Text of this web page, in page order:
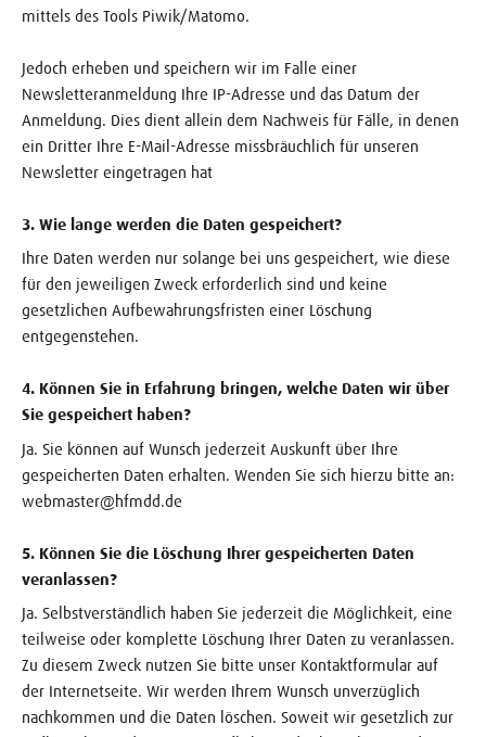
mittels des Tools Piwik/Matomo.
Jedoch erheben und speichern wir im Falle einer
Newsletteranmeldung Ihre IP-Adresse und das Datum der
Anmeldung. Dies dient allein dem Nachweis für Fälle, in denen
ein Dritter Ihre E-Mail-Adresse missbräuchlich für unseren
Newsletter eingetragen hat
3. Wie lange werden die Daten gespeichert?
Ihre Daten werden nur solange bei uns gespeichert, wie diese
für den jeweiligen Zweck erforderlich sind und keine
gesetzlichen Aufbewahrungsfristen einer Löschung
entgegenstehen.
4. Können Sie in Erfahrung bringen, welche Daten wir über
Sie gespeichert haben?
Ja. Sie können auf Wunsch jederzeit Auskunft über Ihre
gespeicherten Daten erhalten. Wenden Sie sich hierzu bitte an:
webmaster@hfmdd.de
5. Können Sie die Löschung Ihrer gespeicherten Daten
veranlassen?
Ja. Selbstverständlich haben Sie jederzeit die Möglichkeit, eine
teilweise oder komplette Löschung Ihrer Daten zu veranlassen.
Zu diesem Zweck nutzen Sie bitte unser Kontaktformular auf
der Internetseite. Wir werden Ihrem Wunsch unverzüglich
nachkommen und die Daten löschen. Soweit wir gesetzlich zur